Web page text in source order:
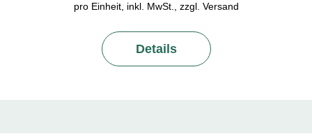
pro Einheit, inkl. MwSt., zzgl. Versand
Details